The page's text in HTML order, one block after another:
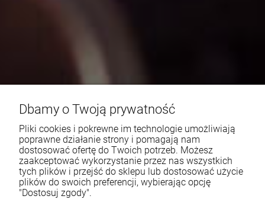
Dbamy o Twoją prywatność
Pliki cookies i pokrewne im technologie umożliwiają
poprawne działanie strony i pomagają nam
dostosować ofertę do Twoich potrzeb. Możesz
zaakceptować wykorzystanie przez nas wszystkich
tych plików i przejść do sklepu lub dostosować użycie
plików do swoich preferencji, wybierając opcję
"Dostosuj zgody".